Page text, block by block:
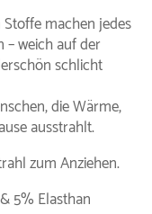
machen jedes
weich auf der
schlicht
die Wärme,
ausstrahlt.
zum Anziehen.
5% Elasthan